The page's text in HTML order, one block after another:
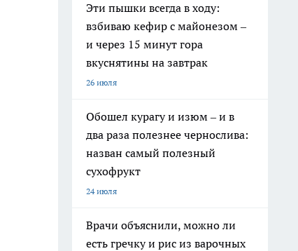
Эти пышки всегда в ходу:
взбиваю кефир с майонезом –
и через 15 минут гора
вкуснятины на завтрак
26 июля
Обошел курагу и изюм – и в
два раза полезнее чернослива:
назван самый полезный
сухофрукт
24 июля
Врачи объяснили, можно ли
есть гречку и рис из варочных